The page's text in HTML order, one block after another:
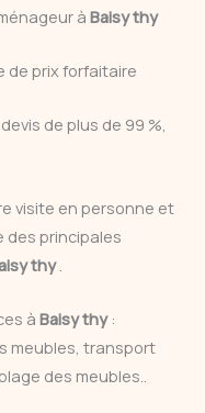
à Baisy thy
de prix forfaitaire
de plus de 99 %,
visite en personne et
des principales
thy
à Baisy thy :
meubles, transport
des meubles..